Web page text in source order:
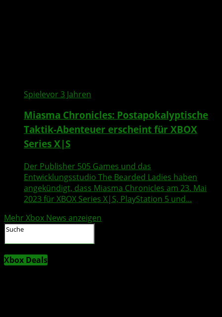
Spielevor 3 Jahren
Miasma Chronicles: Postapokalyptische
Taktik-Abenteuer erscheint für XBOX
Series X|S
Der Publisher 505 Games und das
Entwicklungsstudio The Bearded Ladies haben
angekündigt, dass Miasma Chronicles am 23. Mai
2023 für XBOX Series X|S, PlayStation 5 und...
Mehr Xbox News anzeigen
Xbox Deals